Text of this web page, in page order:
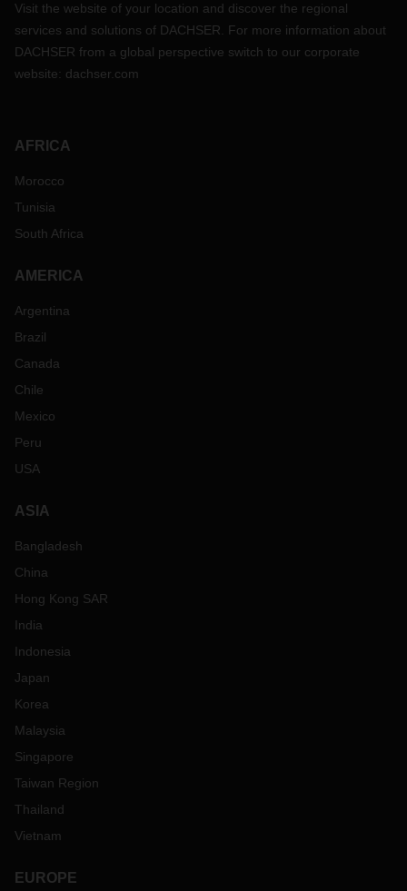
Visit the website of your location and discover the regional
services and solutions of DACHSER. For more information about
DACHSER from a global perspective switch to our corporate
website: dachser.com
AFRICA
Morocco
Tunisia
South Africa
AMERICA
Argentina
Brazil
Canada
Chile
Mexico
Peru
USA
ASIA
Bangladesh
China
Hong Kong SAR
India
Indonesia
Japan
Korea
Malaysia
Singapore
Taiwan Region
Thailand
Vietnam
EUROPE